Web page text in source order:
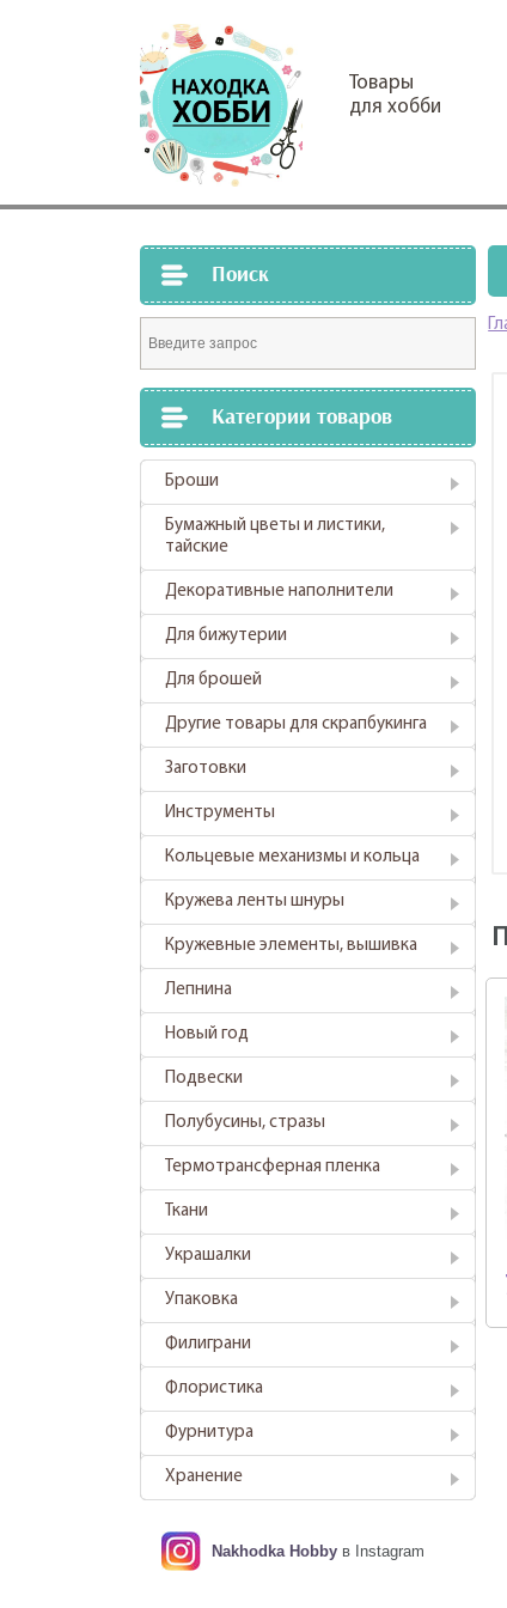
Товары
для хобби
Поиск
Категории товаров
Броши
Бумажный цветы и листики,
тайские
Декоративные наполнители
Для бижутерии
Для брошей
Другие товары для скрапбукинга
Заготовки
Инструменты
Кольцевые механизмы и кольца
Кружева ленты шнуры
Кружевные элементы, вышивка
Лепнина
Новый год
Подвески
Полубусины, стразы
Термотрансферная пленка
Ткани
Украшалки
Упаковка
Филиграни
Флористика
Фурнитура
Хранение
Nakhodka Hobby в Instagram